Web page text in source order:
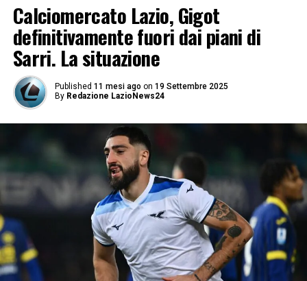
Calciomercato Lazio, Gigot
definitivamente fuori dai piani di
Sarri. La situazione
Published 11 mesi ago on 19 Settembre 2025
By Redazione LazioNews24